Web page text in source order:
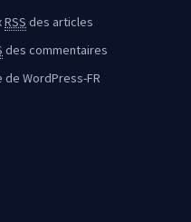
RSS des articles
des commentaires
de WordPress-FR